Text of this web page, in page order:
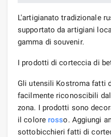
L'artigianato tradizionale
supportato da artigiani
gamma di souvenir.
I prodotti di corteccia di
Gli utensili Kostroma fatti
facilmente riconoscibili
zona. I prodotti sono
il colore rosso. Aggiungi
sottobicchieri fatti di